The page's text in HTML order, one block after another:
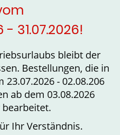
- 31.07.2026!
bleibt der
Bestellungen, die in
- 02.08.206
ab dem 03.08.2026
Ihr Verständnis.